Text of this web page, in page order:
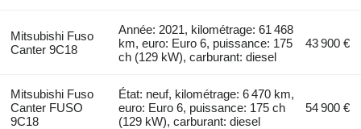
Mitsubishi Fuso
Canter 9C18
Année: 2021, kilométrage: 61 468
km, euro: Euro 6, puissance: 175
ch (129 kW), carburant: diesel
43 900 €
Mitsubishi Fuso
Canter FUSO
9C18
État: neuf, kilométrage: 6 470 km,
euro: Euro 6, puissance: 175 ch
(129 kW), carburant: diesel
54 900 €